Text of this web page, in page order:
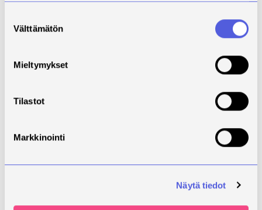
valinta
Välttämätön
Mieltymykset
Tilastot
Markkinointi
Näytä tiedot
monella eri tasolla